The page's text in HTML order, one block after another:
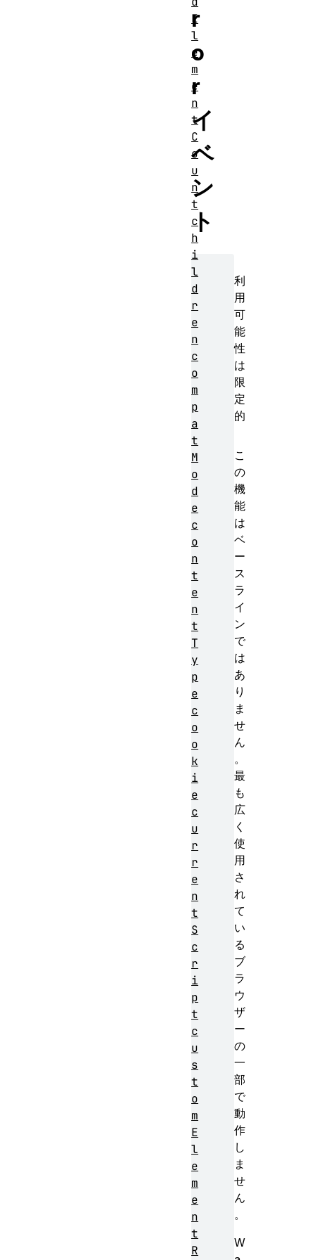
r
o
r
イ
ベ
ン
ト
利
用
可
能
性
は
限
定
的
こ
の
機
能
は
ベ
ー
ス
ラ
イ
ン
で
は
あ
り
ま
せ
ん
。
最
も
広
く
使
用
さ
れ
て
い
る
ブ
ラ
ウ
ザ
ー
の
一
部
で
動
作
し
ま
せ
ん
。
W
E
l
e
m
e
n
t
C
o
u
n
t
c
h
i
l
d
r
e
n
c
o
m
p
a
t
M
o
d
e
c
o
n
t
e
n
t
T
y
p
e
c
o
o
k
i
e
c
u
r
r
e
n
t
S
c
r
i
p
t
c
u
s
t
o
m
E
l
e
m
e
n
t
R